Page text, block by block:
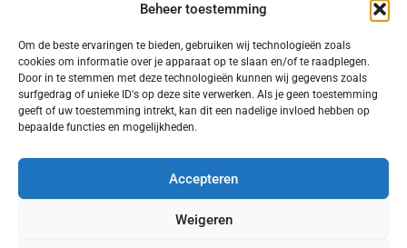
Beheer toestemming
Om de beste ervaringen te bieden, gebruiken wij technologieën zoals
cookies om informatie over je apparaat op te slaan en/of te raadplegen.
Door in te stemmen met deze technologieën kunnen wij gegevens zoals
surfgedrag of unieke ID's op deze site verwerken. Als je geen toestemming
geeft of uw toestemming intrekt, kan dit een nadelige invloed hebben op
bepaalde functies en mogelijkheden.
Accepteren
Weigeren
Wij van FranekerActueel.nl verzorgen het nieuws
in de Gemeente Waadhoeke. Met als hoofdplaats